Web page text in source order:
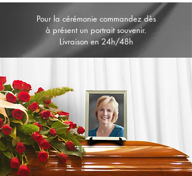
Pour la cérémonie commandez dès
à présent un portrait souvenir.
Livraison en 24h/48h